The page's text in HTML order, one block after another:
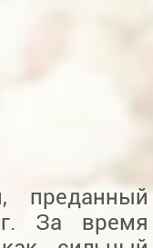
преданный
За время